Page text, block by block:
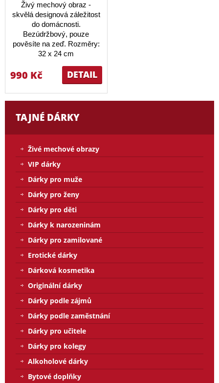
Živý mechový obraz -
skvělá designová záležitost
do domácnosti.
Bezúdržbový, pouze
pověsíte na zeď. Rozměry:
32 x 24 cm
DETAIL
990 Kč
TAJNÉ DÁRKY
Živé mechové obrazy
VIP dárky
Dárky pro muže
Dárky pro ženy
Dárky pro děti
Dárky k narozeninám
Dárky pro zamilované
Erotické dárky
Dárková kosmetika
Originální dárky
Dárky podle zájmů
Dárky podle zaměstnání
Dárky pro učitele
Dárky pro kolegy
Alkoholové dárky
Bytové doplňky